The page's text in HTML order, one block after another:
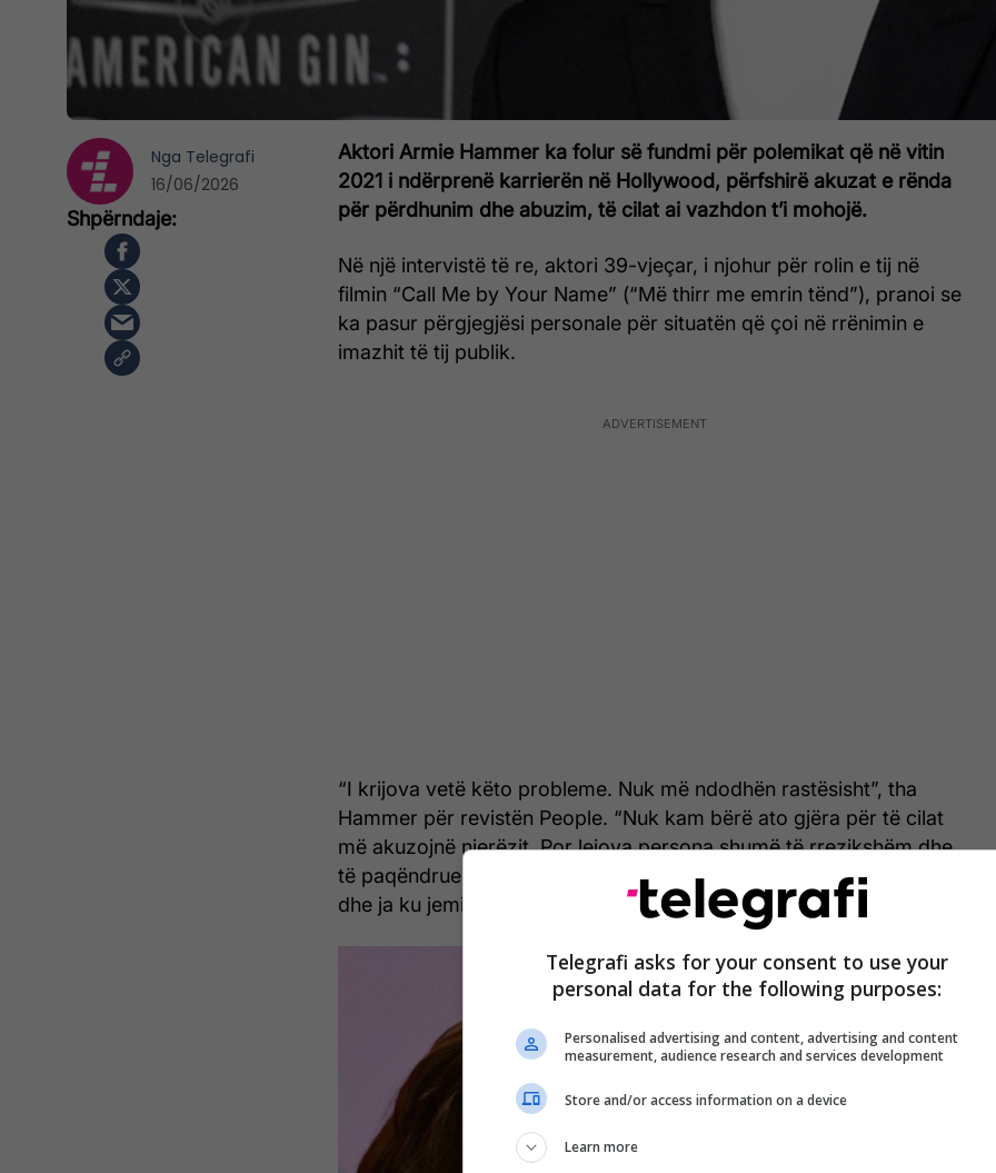
Aktori Armie Hammer ka folur së fundmi për polemikat që në vitin
2021 i ndërprenë karrierën në Hollywood, përfshirë akuzat e rënda
për përdhunim dhe abuzim, të cilat ai vazhdon t’i mohojë.
Në një intervistë të re, aktori 39-vjeçar, i njohur për rolin e tij në
filmin “Call Me by Your Name” (“Më thirr me emrin tënd”), pranoi se
ka pasur përgjegjësi personale për situatën që çoi në rrënimin e
imazhit të tij publik.
“I krijova vetë këto probleme. Nuk më ndodhën rastësisht”, tha
Hammer për revistën People. “Nuk kam bërë ato gjëra për të cilat
më akuzojnë njerëzit. Por lejova persona shumë të rrezikshëm dhe
të paqëndrueshëm në jetën time, zemërova njerëzit përreth meje
dhe ja ku jemi sot”.
Nga Telegrafi
16/06/2026
Telegrafi asks for your consent to use your
personal data for the following purposes:
Personalised advertising and content, advertising and content
measurement, audience research and services development
Store and/or access information on a device
Learn more